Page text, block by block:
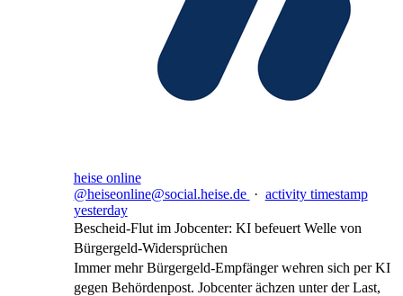
heise online
@heiseonline@social.heise.de · activity timestamp
yesterday
Bescheid-Flut im Jobcenter: KI befeuert Welle von
Bürgergeld-Widersprüchen
Immer mehr Bürgergeld-Empfänger wehren sich per KI
gegen Behördenpost. Jobcenter ächzen unter der Last,